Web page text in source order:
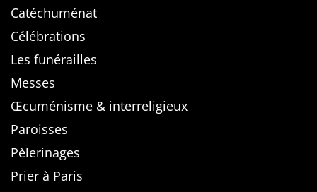
Catéchuménat
Célébrations
Les funérailles
Messes
Œcuménisme & interreligieux
Paroisses
Pèlerinages
Prier à Paris